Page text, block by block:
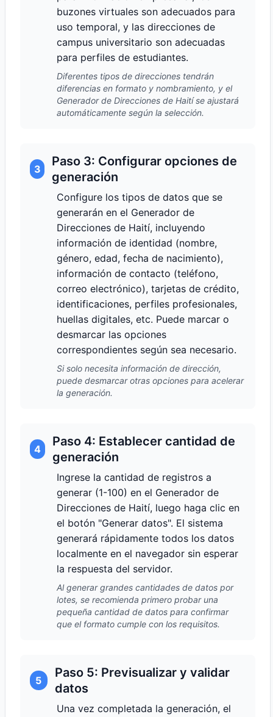
buzones virtuales son adecuados para
uso temporal, y las direcciones de
campus universitario son adecuadas
para perfiles de estudiantes.
Diferentes tipos de direcciones tendrán
diferencias en formato y nombramiento, y el
Generador de Direcciones de Haití se ajustará
automáticamente según la selección.
3
Paso 3: Configurar opciones de
generación
Configure los tipos de datos que se
generarán en el Generador de
Direcciones de Haití, incluyendo
información de identidad (nombre,
género, edad, fecha de nacimiento),
información de contacto (teléfono,
correo electrónico), tarjetas de crédito,
identificaciones, perfiles profesionales,
huellas digitales, etc. Puede marcar o
desmarcar las opciones
correspondientes según sea necesario.
Si solo necesita información de dirección,
puede desmarcar otras opciones para acelerar
la generación.
4
Paso 4: Establecer cantidad de
generación
Ingrese la cantidad de registros a
generar (1-100) en el Generador de
Direcciones de Haití, luego haga clic en
el botón "Generar datos". El sistema
generará rápidamente todos los datos
localmente en el navegador sin esperar
la respuesta del servidor.
Al generar grandes cantidades de datos por
lotes, se recomienda primero probar una
pequeña cantidad de datos para confirmar
que el formato cumple con los requisitos.
5
Paso 5: Previsualizar y validar
datos
Una vez completada la generación, el